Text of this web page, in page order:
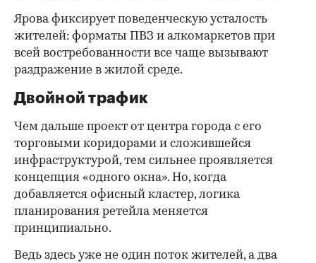
Ярова фиксирует поведенческую усталость
жителей: форматы ПВЗ и алкомаркетов при
всей востребованности все чаще вызывают
раздражение в жилой среде.
Двойной трафик
Чем дальше проект от центра города с его
торговыми коридорами и сложившейся
инфраструктурой, тем сильнее проявляется
концепция «одного окна». Но, когда
добавляется офисный кластер, логика
планирования ретейла меняется
принципиально.
Ведь здесь уже не один поток жителей, а два